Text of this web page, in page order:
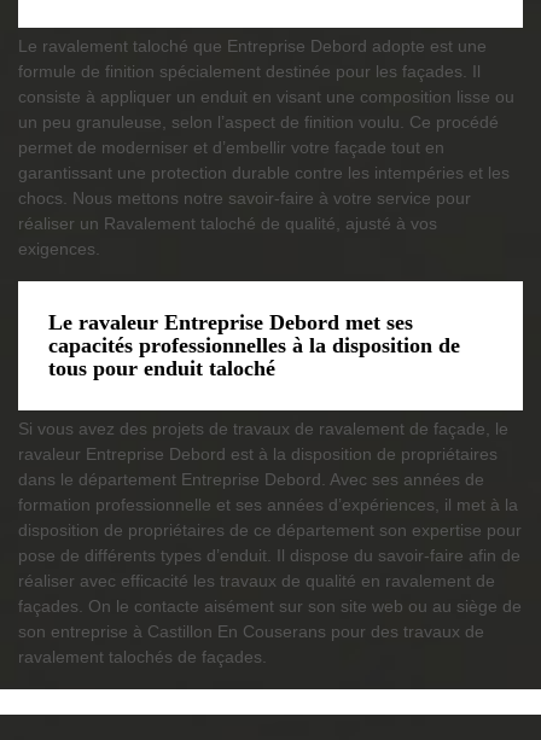
Le ravalement taloché que Entreprise Debord adopte est une
formule de finition spécialement destinée pour les façades. Il
consiste à appliquer un enduit en visant une composition lisse ou
un peu granuleuse, selon l’aspect de finition voulu. Ce procédé
permet de moderniser et d’embellir votre façade tout en
garantissant une protection durable contre les intempéries et les
chocs. Nous mettons notre savoir-faire à votre service pour
réaliser un Ravalement taloché de qualité, ajusté à vos
exigences.
Le ravaleur Entreprise Debord met ses
capacités professionnelles à la disposition de
tous pour enduit taloché
Si vous avez des projets de travaux de ravalement de façade, le
ravaleur Entreprise Debord est à la disposition de propriétaires
dans le département Entreprise Debord. Avec ses années de
formation professionnelle et ses années d’expériences, il met à la
disposition de propriétaires de ce département son expertise pour
pose de différents types d’enduit. Il dispose du savoir-faire afin de
réaliser avec efficacité les travaux de qualité en ravalement de
façades. On le contacte aisément sur son site web ou au siège de
son entreprise à Castillon En Couserans pour des travaux de
ravalement talochés de façades.